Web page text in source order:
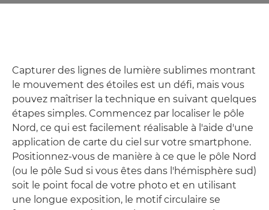
Capturer des lignes de lumière sublimes montrant
le mouvement des étoiles est un défi, mais vous
pouvez maîtriser la technique en suivant quelques
étapes simples. Commencez par localiser le pôle
Nord, ce qui est facilement réalisable à l'aide d'une
application de carte du ciel sur votre smartphone.
Positionnez-vous de manière à ce que le pôle Nord
(ou le pôle Sud si vous êtes dans l'hémisphère sud)
soit le point focal de votre photo et en utilisant
une longue exposition, le motif circulaire se